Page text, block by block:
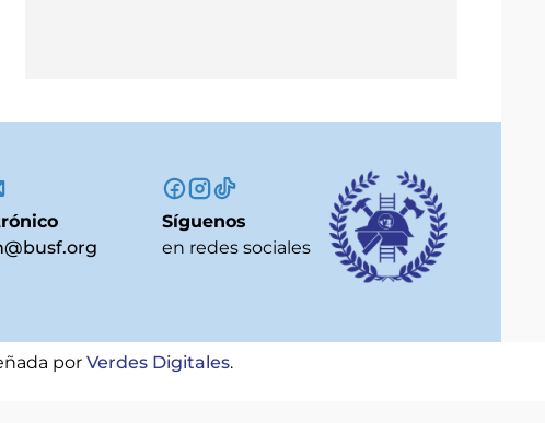
Síguenos
en redes sociales
por Verdes Digitales.